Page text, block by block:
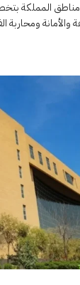
المملكة
والأمانة